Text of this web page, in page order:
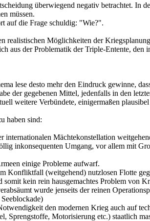
überwiegend negativ betrachtet. In
müssen.
auf die Frage schuldig: "Wie?".
realistischen Möglichkeiten der
aus der Problematik der Triple-Entente,
lese desto mehr den Eindruck gewinne,
der gegebenen Mittel, jedenfalls in den
weitere Verbündete, einigermaßen
haben sind:
Mächtekonstellation
inkonsequenten Umgang, vor allem mit
einige Probleme aufwarf.
Konfliktfall (weitgehend) nutzlosen Flotte
kein rein hausgemachtes Problem von
wurde jenseits der reinen
den modernen Krieg auch auf
Sprengstoffe, Motorisierung etc.) staatlich